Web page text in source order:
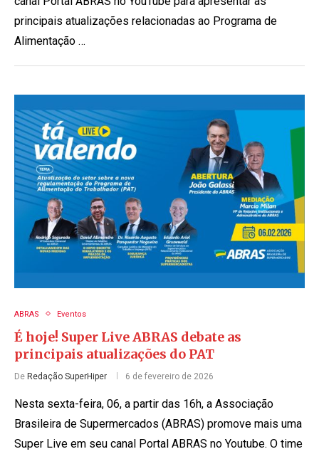
principais atualizações relacionadas ao Programa de
Alimentação …
ABRAS Eventos
É hoje! Super Live ABRAS debate as
principais atualizações do PAT
De Redação SuperHiper 6 de fevereiro de 2026
Nesta sexta-feira, 06, a partir das 16h, a Associação
Brasileira de Supermercados (ABRAS) promove mais uma
Super Live em seu canal Portal ABRAS no Youtube. O time